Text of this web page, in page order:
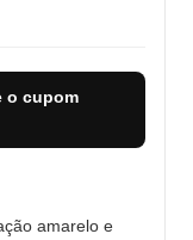
o cupom
amarelo e